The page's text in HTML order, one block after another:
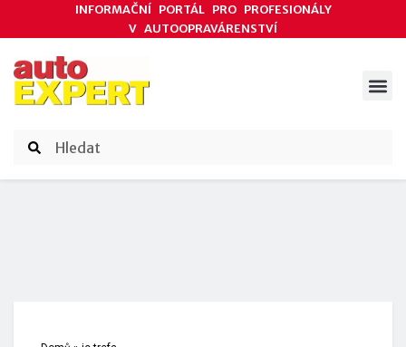
INFORMAČNÍ PORTÁL PRO PROFESIONÁLY
V AUTOOPRAVÁRENSTVÍ